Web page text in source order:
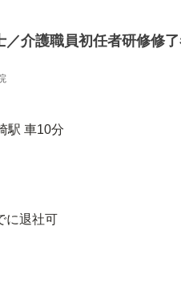
／介護職員初任者研修修
駅 車10分
に退社可